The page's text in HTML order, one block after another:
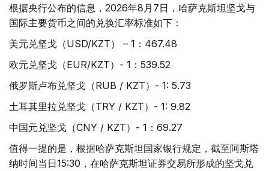
根据央行公布的信息，2026年8月7日，哈萨克斯坦坚戈与
国际主要货币之间的兑换汇率标准如下：
美元兑坚戈（USD/KZT） – 1：467.48
欧元兑坚戈（EUR/KZT）- 1：539.52
俄罗斯卢布兑坚戈（RUB / KZT）- 1: 5.73
土耳其里拉兑坚戈（TRY / KZT）- 1: 9.82
中国元兑坚戈（CNY / KZT）- 1：69.27
值得一提的是，根据哈萨克斯坦国家银行规定，截至阿斯塔
纳时间当日15:30，在哈萨克斯坦证券交易所形成的坚戈兑